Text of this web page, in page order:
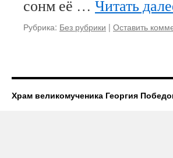
сонм её … Читать
Рубрика: Без рубрики | Оставить
Храм великомученика Георгия